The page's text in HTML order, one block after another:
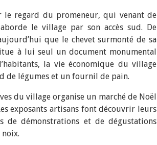
le regard du promeneur, qui venant de
le village par son accès sud. De
que le chevet surmonté de sa
à lui seul un document monumental
la vie économique du village
de légumes et un fournil de pain.
du village organise un marché de Noël
exposants artisans font découvrir leurs
de démonstrations et de dégustations